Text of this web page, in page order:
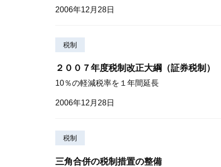
2006年12月28日
税制
２００７年度税制改正大綱（証券税制）
10％の軽減税率を１年間延長
2006年12月28日
税制
三角合併の税制措置の整備